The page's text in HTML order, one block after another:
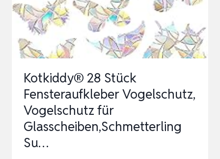
SUNCATCHER
STICKER
ELEKTROSTATISCHE…
Kotkiddy® 28 Stück
Fensteraufkleber Vogelschutz,
Vogelschutz für
Glasscheiben,Schmetterling
Su…